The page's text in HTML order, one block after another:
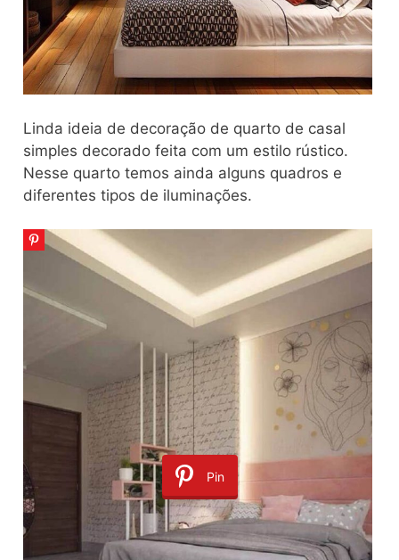
Linda ideia de decoração de quarto de casal
simples decorado feita com um estilo rústico.
Nesse quarto temos ainda alguns quadros e
diferentes tipos de iluminações.
Pin